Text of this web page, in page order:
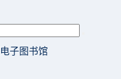
电子图书馆